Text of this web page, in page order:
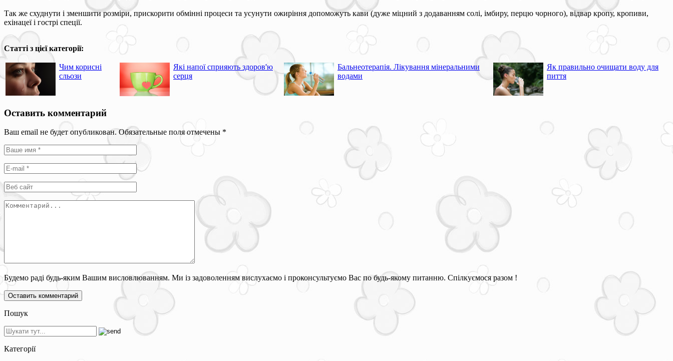
Так же схуднути і зменшити розміри, прискорити обмінні процеси та усунути ожиріння допоможуть кави (дуже міцний з додаванням солі, імбиру, перцю чорного), відвар кропу, кропиви,
ехінацеї і гострі спеції.
Статті з цієї категорії:
Чим корисні
сльози
Які напої сприяють здоров'ю
серця
Бальнеотерапія. Лікування мінеральними
водами
Як правильно очищати воду для
пиття
Оставить комментарий
Ваш email не будет опубликован. Обязательные поля отмечены *
Будемо раді будь-яким Вашим висловлюванням. Ми із задоволенням вислухаємо і проконсультуємо Вас по будь-якому питанню. Спілкуємося разом !
Пошук
Категорії